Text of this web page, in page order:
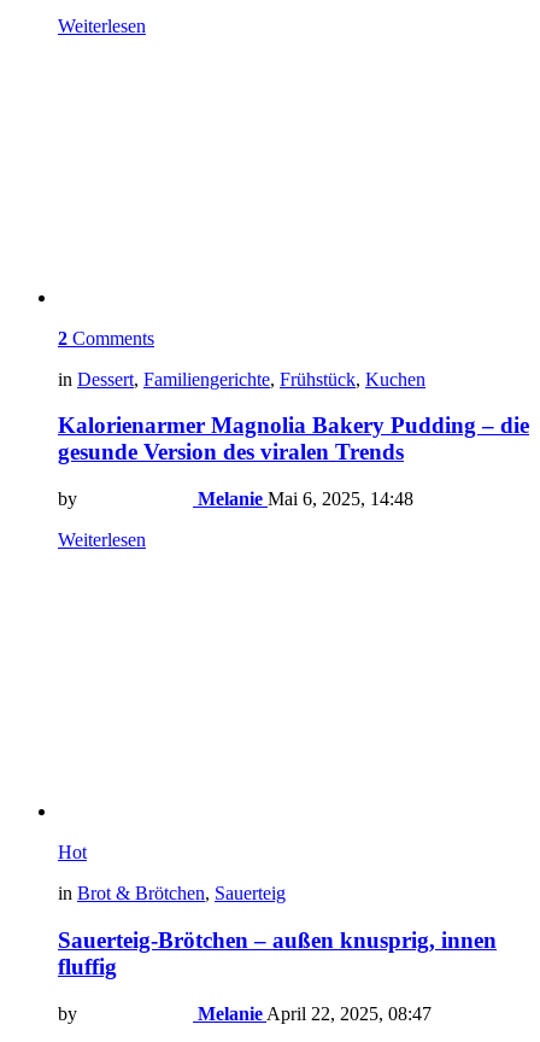
Weiterlesen
2 Comments
in Dessert, Familiengerichte, Frühstück, Kuchen
Kalorienarmer Magnolia Bakery Pudding – die
gesunde Version des viralen Trends
by Melanie Mai 6, 2025, 14:48
Weiterlesen
Hot
in Brot & Brötchen, Sauerteig
Sauerteig-Brötchen – außen knusprig, innen
fluffig
by Melanie April 22, 2025, 08:47